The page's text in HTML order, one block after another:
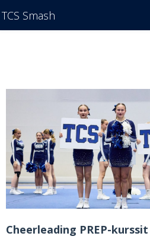
Cheerleading PREP-
TCS Smash